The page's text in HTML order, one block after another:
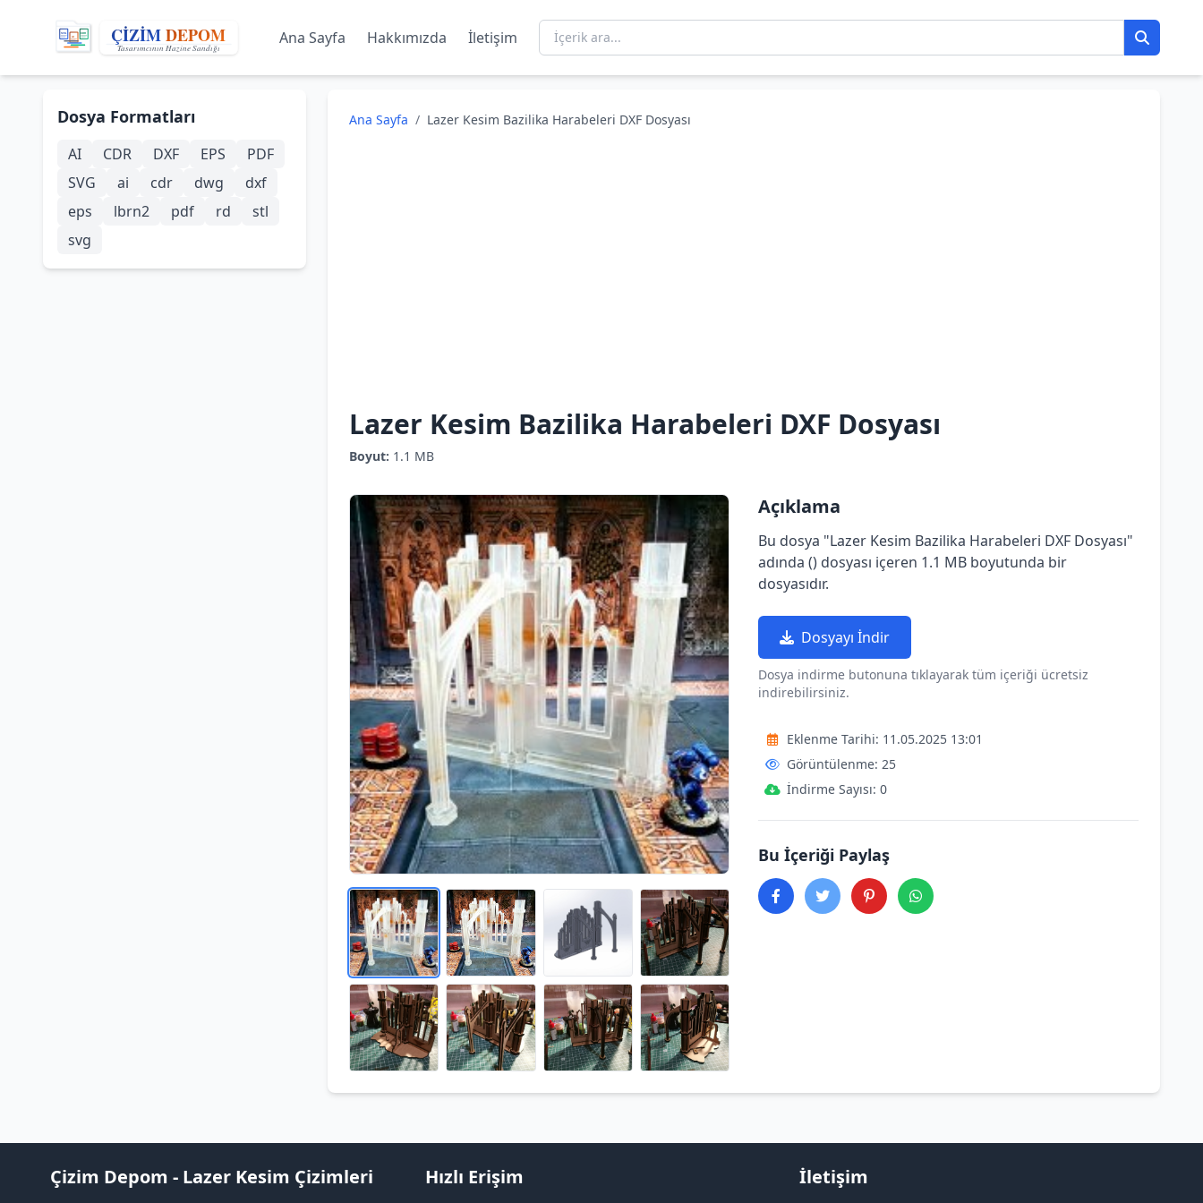
Ana Sayfa Hakkımızda İletişim
Dosya Formatları
AI CDR DXF EPS
PDF
SVG
ai cdr dwg
dxf
eps
lbrn2 pdf rd
stl
svg
Ana Sayfa / Lazer Kesim Bazilika Harabeleri DXF Dosyası
Lazer Kesim Bazilika Harabeleri DXF Dosyası
Boyut: 1.1 MB
Açıklama
Bu dosya "Lazer Kesim Bazilika Harabeleri DXF Dosyası"
adında () dosyası içeren 1.1 MB boyutunda bir
dosyasıdır.
Dosyayı İndir
Dosya indirme butonuna tıklayarak tüm içeriği ücretsiz
indirebilirsiniz.
Eklenme Tarihi: 11.05.2025 13:01
Görüntülenme: 25
İndirme Sayısı: 0
Bu İçeriği Paylaş
Çizim Depom - Lazer Kesim Çizimleri Hızlı Erişim İletişim